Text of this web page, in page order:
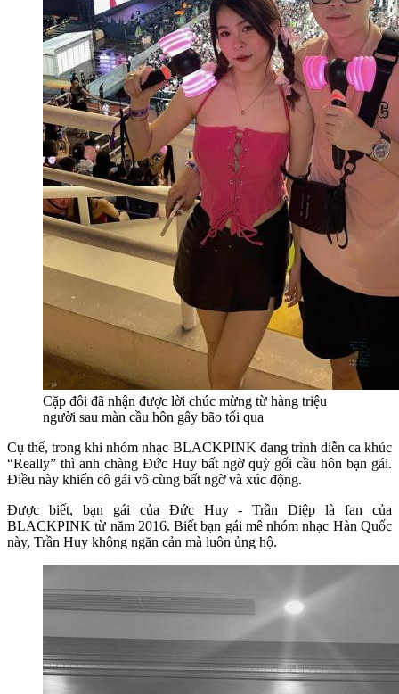
Cặp đôi đã nhận được lời chúc mừng từ hàng triệu
người sau màn cầu hôn gây bão tối qua
Cụ thể, trong khi nhóm nhạc BLACKPINK đang trình diễn ca khúc
“Really” thì anh chàng Đức Huy bất ngờ quỳ gối cầu hôn bạn gái.
Điều này khiến cô gái vô cùng bất ngờ và xúc động.
Được biết, bạn gái của Đức Huy - Trần Diệp là fan của
BLACKPINK từ năm 2016. Biết bạn gái mê nhóm nhạc Hàn Quốc
này, Trần Huy không ngăn cản mà luôn ủng hộ.